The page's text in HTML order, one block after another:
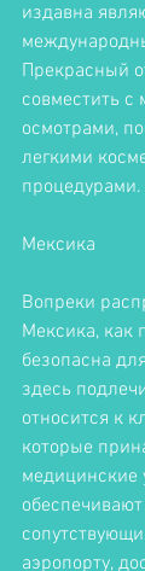
издавна
Прекрасный
совместить
осмотрами,
легкими
процедурами.
Мексика
Вопреки
Мексика, как
безопасна
здесь
относится к
которые
медицинские
аэропорту,